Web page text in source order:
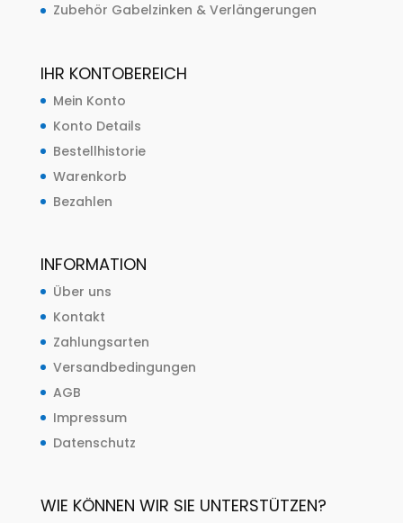
Zubehör Gabelzinken & Verlängerungen
IHR KONTOBEREICH
Mein Konto
Konto Details
Bestellhistorie
Warenkorb
Bezahlen
INFORMATION
Über uns
Kontakt
Zahlungsarten
Versandbedingungen
AGB
Impressum
Datenschutz
WIE KÖNNEN WIR SIE UNTERSTÜTZEN?